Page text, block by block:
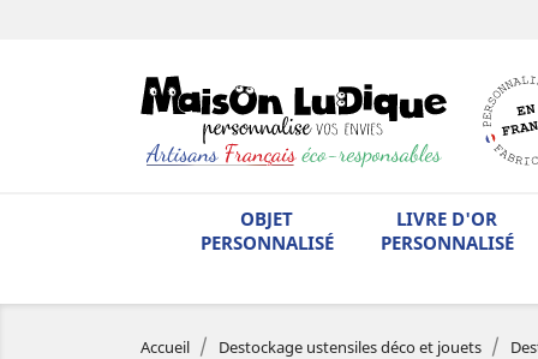
OBJET
PERSONNALISÉ
LIVRE D'OR
PERSONNALISÉ
Accueil Destockage ustensiles déco et jouets